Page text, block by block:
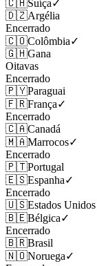
🇨🇭Suíça✓
🇩🇿Argélia
Encerrado
🇨🇴Colômbia✓
🇬🇭Gana
Oitavas
Encerrado
🇵🇾Paraguai
🇫🇷França✓
Encerrado
🇨🇦Canadá
🇲🇦Marrocos✓
Encerrado
🇵🇹Portugal
🇪🇸Espanha✓
Encerrado
🇺🇸Estados Unidos
🇧🇪Bélgica✓
Encerrado
🇧🇷Brasil
🇳🇴Noruega✓